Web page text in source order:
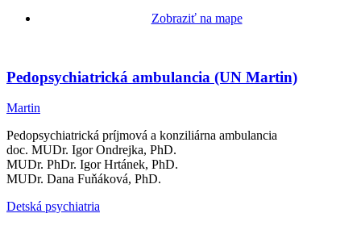
Zobraziť na mape
Pedopsychiatrická ambulancia (UN Martin)
Martin
Pedopsychiatrická príjmová a konziliárna ambulancia
doc. MUDr. Igor Ondrejka, PhD.
MUDr. PhDr. Igor Hrtánek, PhD.
MUDr. Dana Fuňáková, PhD.
Detská psychiatria